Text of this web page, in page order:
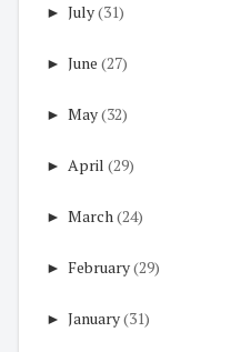
► July(31)
► June (27)
► May(32)
► April (29)
► March(24)
► February(29)
► January(31)